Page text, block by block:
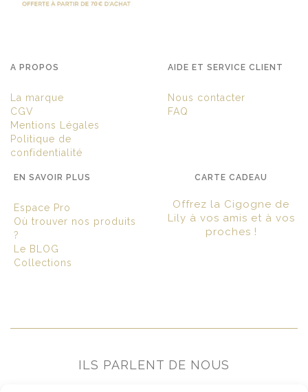
A PROPOS
La marque
CGV
Mentions Légales
Politique de
confidentialité
AIDE ET SERVICE CLIENT
Nous contacter
FAQ
EN SAVOIR PLUS
Espace Pro
Où trouver nos produits
?
Le BLOG
Collections
CARTE CADEAU
Offrez la Cigogne de
Lily à vos amis et à vos
proches !
ILS PARLENT DE NOUS